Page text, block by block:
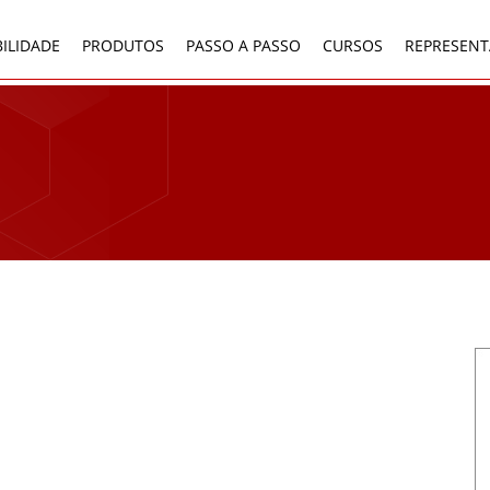
PRODUTOS PASSO A PASSO CURSOS